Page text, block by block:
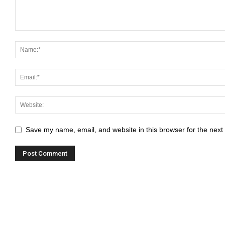
panel
panel
panel Save my name, email, and website in this browser for the next